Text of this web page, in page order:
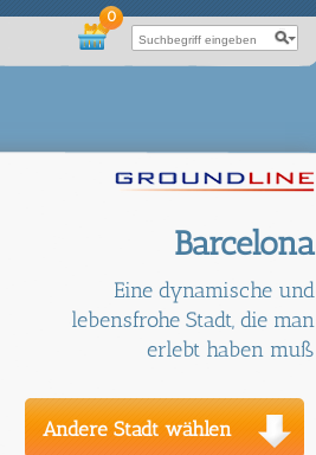
0
Barcelona
Eine dynamische und
lebensfrohe Stadt, die man
erlebt haben muß
Andere Stadt wählen